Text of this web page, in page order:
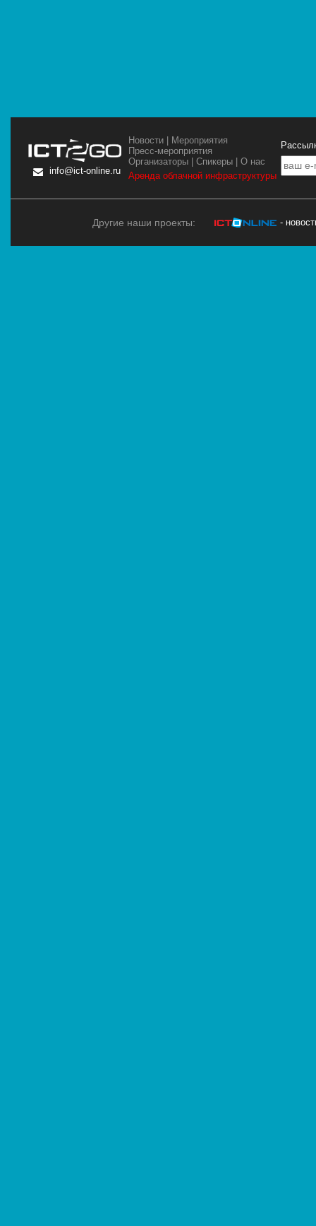
info@ict-online.ru
Новости | Мероприятия
Пресс-мероприятия
Организаторы |Спикеры |О нас
Аренда облачной инфраструктуры
Другие наши проекты: -